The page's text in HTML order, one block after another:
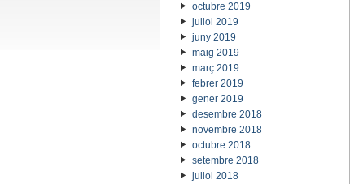
octubre 2019
juliol 2019
juny 2019
maig 2019
març 2019
febrer 2019
gener 2019
desembre 2018
novembre 2018
octubre 2018
setembre 2018
juliol 2018